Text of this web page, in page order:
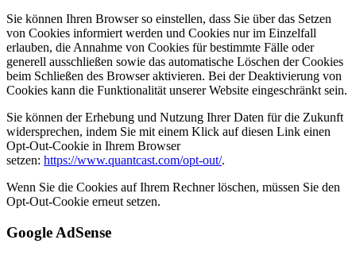
Sie können Ihren Browser so einstellen, dass Sie über das Setzen
von Cookies informiert werden und Cookies nur im Einzelfall
erlauben, die Annahme von Cookies für bestimmte Fälle oder
generell ausschließen sowie das automatische Löschen der Cookies
beim Schließen des Browser aktivieren. Bei der Deaktivierung von
Cookies kann die Funktionalität unserer Website eingeschränkt sein.
Sie können der Erhebung und Nutzung Ihrer Daten für die Zukunft
widersprechen, indem Sie mit einem Klick auf diesen Link einen
Opt-Out-Cookie in Ihrem Browser
setzen: https://www.quantcast.com/opt-out/.
Wenn Sie die Cookies auf Ihrem Rechner löschen, müssen Sie den
Opt-Out-Cookie erneut setzen.
Google AdSense